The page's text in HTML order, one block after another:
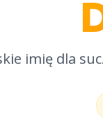
imię dla